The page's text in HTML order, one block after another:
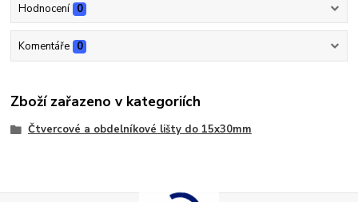
Hodnocení 0
Komentáře 0
Zboží zařazeno v kategoriích
Čtvercové a obdelníkové lišty do 15x30mm